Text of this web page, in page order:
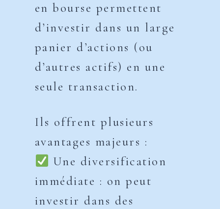
en bourse permettent
d’investir dans un large
panier d’actions (ou
d’autres actifs) en une
seule transaction.
Ils offrent plusieurs
avantages majeurs :
Une diversification
immédiate : on peut
investir dans des